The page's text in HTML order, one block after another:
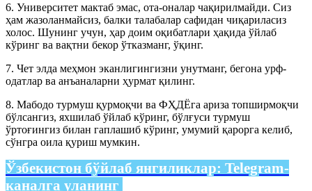
6. Университет мактаб эмас, ота-оналар чақирилмайди. Сиз
ҳам жазоланмайсиз, балки талабалар сафидан чиқариласиз
холос. Шунинг учун, ҳар доим оқибатлари ҳақида ўйлаб
кўринг ва вақтни бекор ўтказманг, ўқинг.
7. Чет элда меҳмон эканлигингизни унутманг, бегона урф-
одатлар ва анъаналарни ҳурмат қилинг.
8. Мабодо турмуш қурмоқчи ва ФҲДЁга ариза топширмоқчи
бўлсангиз, яхшилаб ўйлаб кўринг, бўлғуси турмуш
ўртоғингиз билан гаплашиб кўринг, умумий қарорга келиб,
сўнгра оила қуриш мумкин.
Ўзбекистон бўйлаб янгиликлар: Telegram-
каналга уланинг